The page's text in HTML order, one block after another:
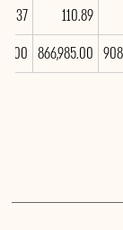
110.89
866,985.00